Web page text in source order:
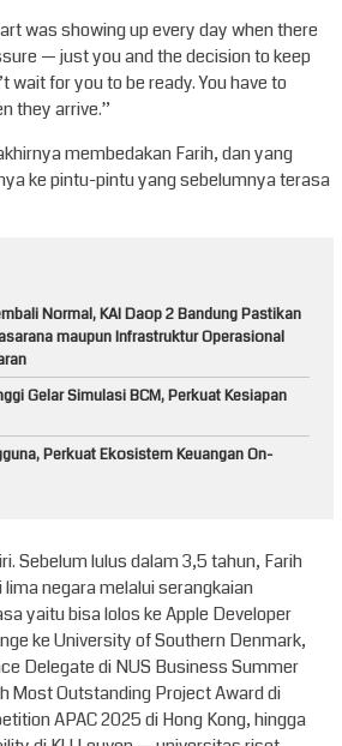
was showing up every day when there
— just you and the decision to keep
wait for you to be ready. You have to
they arrive.”
membedakan Farih, dan yang
ke pintu-pintu yang sebelumnya terasa
Normal, KAI Daop 2 Bandung Pastikan
maupun Infrastruktur Operasional
Gelar Simulasi BCM, Perkuat Kesiapan
Perkuat Ekosistem Keuangan On-
Sebelum lulus dalam 3,5 tahun, Farih
negara melalui serangkaian
yaitu bisa lolos ke Apple Developer
ke University of Southern Denmark,
Delegate di NUS Business Summer
Most Outstanding Project Award di
APAC 2025 di Hong Kong, hingga